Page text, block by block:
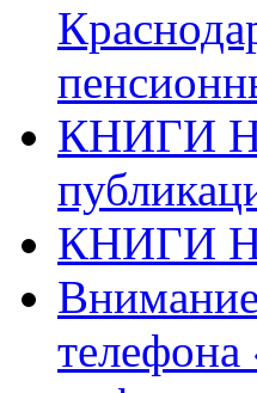
КНИГИ
КНИГИ